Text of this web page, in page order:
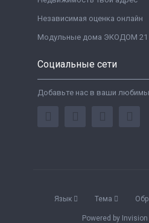
Независимая оценка онлайн
Модульные дома ЭКОДОМ 21
Социальные сети
Добавьте нас в ваши
Язык Тема
Powered by